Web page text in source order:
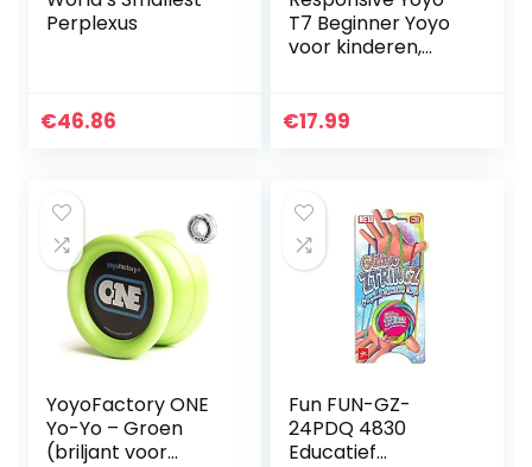
Perplexus
€46.86
T7 Beginner Yoyo
voor kinderen,
met smal C-lager,
€17.99
YoyoFactory ONE
Yo-Yo – Groen
(briljant voor
Fun FUN-GZ-
24PDQ 4830
Educatief